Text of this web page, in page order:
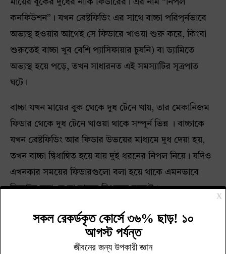
মায়ের বুকের দুধের নাকি ফিডারের। এর নাম “নিপল
কনফিউশন”। যখন ব্রেষ্টফিডিং এর সাথে বাচ্চা পরিপূর্নভাবে
অভ্যস্থ হওয়ার আগেই সে ফিডারে খাওয়া শুরু করে, কিংবা
শুরুতেই বাচ্চা খুব বেশি প্যাসিফায়ার চুষনি) বা ড্যামিতে
অভ্যস্থ হয়ে পড়ে, তখন সাধারনত এই সমস্যাটির সূত্রপাত
ঘটে।
বাচ্চা যখন মায়ের বুক থেকে দুধ টেনে খায়, তার মেকানিজম
ফিডার থেকে দুধ টেনে খাওয়া থাকে সম্পূর্ন ভিন্ন । বাচ্চাকে
যখন ব্রেষ্টফিডিং আর ফিডার উভয়ের মাধ্যমে দুধ দেয়া হয়,
তখন বাচ্চা দ্বিধান্বিত হয়ে যায় দুই ধরনের নিপল নিয়ে। যদিও
এখনকার সময়ের ফিডারগুলো বলা হয়ে থাকে এমনভাবে
ডিজাইন করা যে তা মায়ের নিপলের মতোই।
আসলে দেখতে প্রাকৃতিক নিপলের মতো হলেও এখানে বাচ্চার
দুধ টেনে খাওয়ার মেকানিজম ভিন্ন দেখে, কখনোই তা মায়ের
নিপলের বিকল্প হতে পারে না। এরকম অবস্থায় একবার